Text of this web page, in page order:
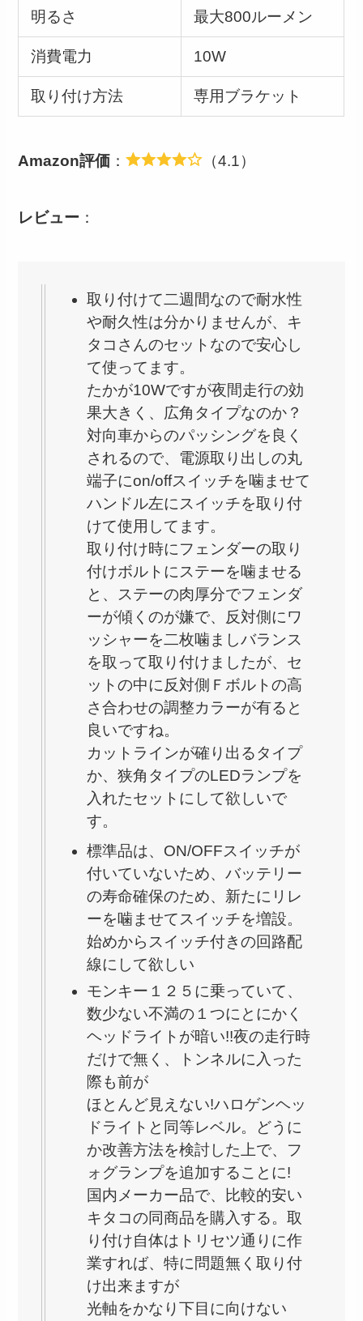
明るさ 最大800ルーメン
消費電力 10W
取り付け方法 専用ブラケット
Amazon評価 ： （4.1）
レビュー ：
取り付けて二週間なので耐水性
や耐久性は分かりませんが、キ
タコさんのセットなので安心し
て使ってます。
たかが10Wですが夜間走行の効
果大きく、広角タイプなのか？
対向車からのパッシングを良く
されるので、電源取り出しの丸
端子にon/offスイッチを噛ませて
ハンドル左にスイッチを取り付
けて使用してます。
取り付け時にフェンダーの取り
付けボルトにステーを噛ませる
と、ステーの肉厚分でフェンダ
ーが傾くのが嫌で、反対側にワ
ッシャーを二枚噛ましバランス
を取って取り付けましたが、セ
ットの中に反対側Ｆボルトの高
さ合わせの調整カラーが有ると
良いですね。
カットラインが確り出るタイプ
か、狭角タイプのLEDランプを
入れたセットにして欲しいで
す。
標準品は、ON/OFFスイッチが
付いていないため、バッテリー
の寿命確保のため、新たにリレ
ーを噛ませてスイッチを増設。
始めからスイッチ付きの回路配
線にして欲しい
モンキー１２５に乗っていて、
数少ない不満の１つにとにかく
ヘッドライトが暗い!!夜の走行時
だけで無く、トンネルに入った
際も前が
ほとんど見えない!ハロゲンヘッ
ドライトと同等レベル。どうに
か改善方法を検討した上で、フ
ォグランプを追加することに!
国内メーカー品で、比較的安い
キタコの同商品を購入する。取
り付け自体はトリセツ通りに作
業すれば、特に問題無く取り付
け出来ますが
光軸をかなり下目に向けない